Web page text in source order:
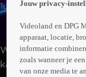
1uur04min
Wie kan er écht
kandidaten
Jouw privacy-
Videoland en DPG
apparaat, locatie,
informatie
zoals wanneer je
van onze media te